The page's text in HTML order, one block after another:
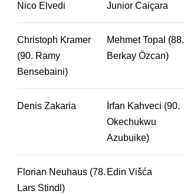
Nico Elvedi Junior Caiçara
Christoph Kramer
(90. Ramy
Bensebaini)
Mehmet Topal (88.
Berkay Özcan)
Denis Zakaria
İrfan Kahveci (90.
Okechukwu
Azubuike)
Florian Neuhaus (78.
Lars Stindl)
Edin Višća